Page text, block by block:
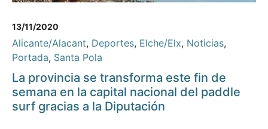
13/11/2020
Alicante/Alacant, Deportes, Elche/Elx, Noticias,
Portada, Santa Pola
La provincia se transforma este fin de
semana en la capital nacional del paddle
surf gracias a la Diputación